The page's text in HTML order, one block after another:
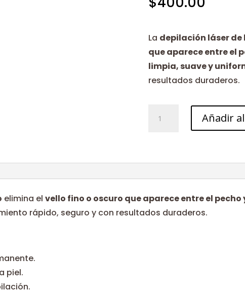
La depilación láser de
que aparece entre el
limpia, suave y
resultados duraderos.
Añadir
elimina el vello fino o oscuro que aparece entre el pecho
rápido, seguro y con resultados duraderos.
piel.